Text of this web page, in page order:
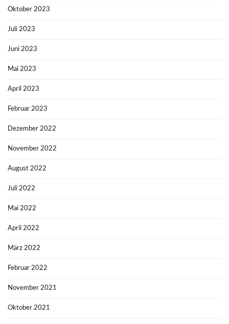
Oktober 2023
Juli 2023
Juni 2023
Mai 2023
April 2023
Februar 2023
Dezember 2022
November 2022
August 2022
Juli 2022
Mai 2022
April 2022
März 2022
Februar 2022
November 2021
Oktober 2021